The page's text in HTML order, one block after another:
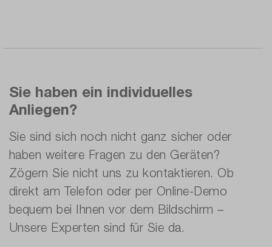
Sie haben ein individuelles
Anliegen?
Sie sind sich noch nicht ganz sicher oder
haben weitere Fragen zu den Geräten?
Zögern Sie nicht uns zu kontaktieren. Ob
direkt am Telefon oder per Online-Demo
bequem bei Ihnen vor dem Bildschirm –
Unsere Experten sind für Sie da.